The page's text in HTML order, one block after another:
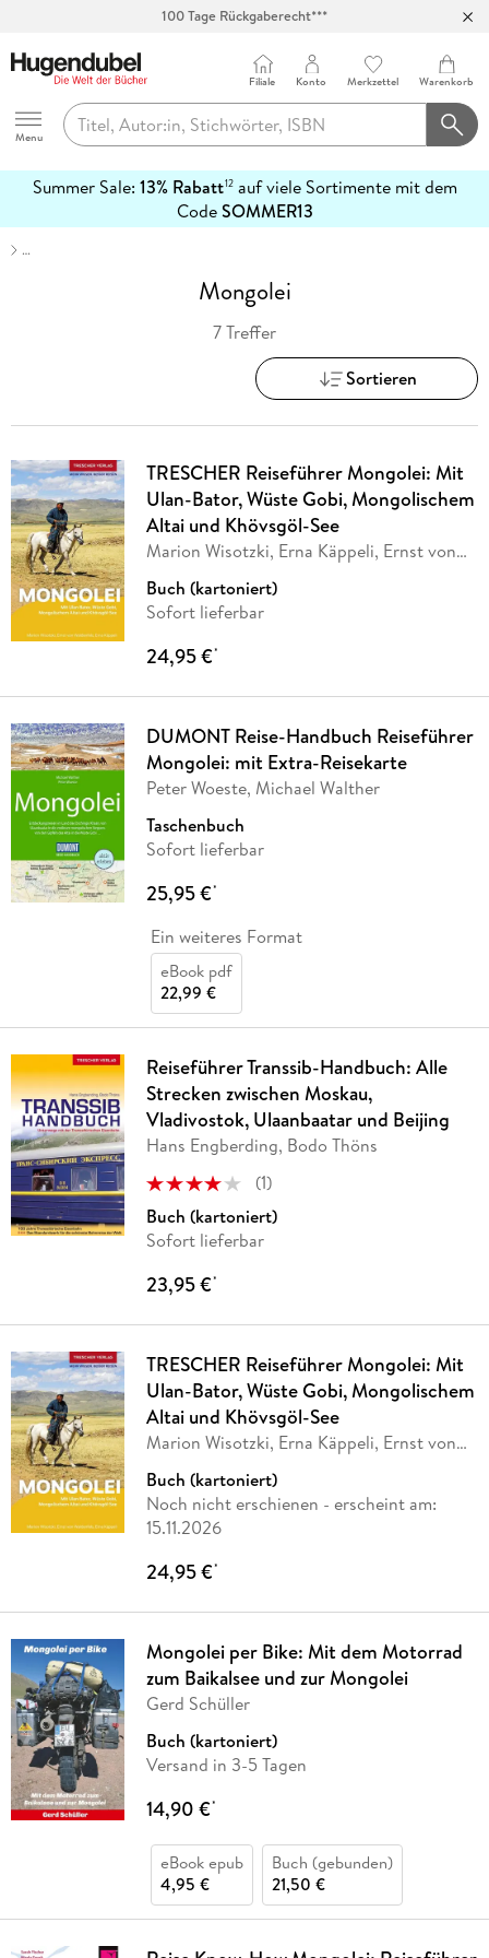
100 Tage Rückgaberecht***
Hugendubel
Menu
Filiale Konto Merkzettel Warenkorb
Summer Sale: 13% Rabatt12auf viele Sortimente mit dem
CodeSOMMER13
erfahren
…
Mongolei
7 Treffer
Sortieren
TRESCHER Reiseführer Mongolei: Mit
Ulan-Bator, Wüste Gobi, Mongolischem
Altai und Khövsgöl-See
Marion Wisotzki, Erna Käppeli, Ernst von…
Buch (kartoniert)
Sofort lieferbar
24,95 €*
DUMONT Reise-Handbuch Reiseführer
Mongolei: mit Extra-Reisekarte
Peter Woeste, Michael Walther
Taschenbuch
Sofort lieferbar
25,95 €*
Ein weiteres Format
eBook pdf
22,99 €
Reiseführer Transsib-Handbuch: Alle
Strecken zwischen Moskau,
Vladivostok, Ulaanbaatar und Beijing
Hans Engberding, Bodo Thöns
(1)
Buch (kartoniert)
Sofort lieferbar
23,95 €*
TRESCHER Reiseführer Mongolei: Mit
Ulan-Bator, Wüste Gobi, Mongolischem
Altai und Khövsgöl-See
Marion Wisotzki, Erna Käppeli, Ernst von…
Buch (kartoniert)
Noch nicht erschienen - erscheint am:
15.11.2026
24,95 €*
Mongolei per Bike: Mit dem Motorrad
zum Baikalsee und zur Mongolei
Gerd Schüller
Buch (kartoniert)
Versand in 3-5 Tagen
14,90 €*
eBook epub
4,95 €
Buch (gebunden)
21,50 €